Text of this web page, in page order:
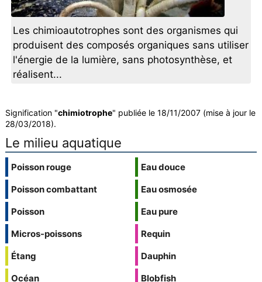
Les chimioautotrophes sont des organismes qui
produisent des composés organiques sans utiliser
l'énergie de la lumière, sans photosynthèse, et
réalisent...
Signification "chimiotrophe" publiée le 18/11/2007 (mise à jour le
28/03/2018).
Le milieu aquatique
Poisson rouge
Poisson combattant
Poisson
Micros-poissons
Étang
Océan
Eau douce
Eau osmosée
Eau pure
Requin
Dauphin
Blobfish